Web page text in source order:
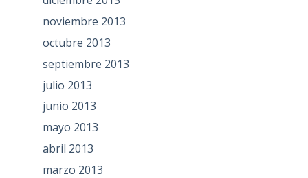
noviembre 2013
octubre 2013
septiembre 2013
julio 2013
junio 2013
mayo 2013
abril 2013
marzo 2013